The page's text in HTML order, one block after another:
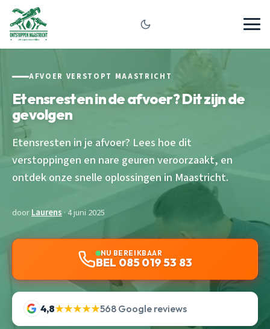
AFVOER VERSTOPT MAASTRICHT
Etensresten in de afvoer? Dit zijn de
gevolgen
Etensresten in je afvoer? Lees hoe dit
verstoppingen en nare geuren veroorzaakt, en
ontdek onze snelle oplossingen in Maastricht.
doorLaurens · 4 juni 2025
NU BEREIKBAAR
BEL 085 019 53 83
4,8★★★★★568 Google reviews